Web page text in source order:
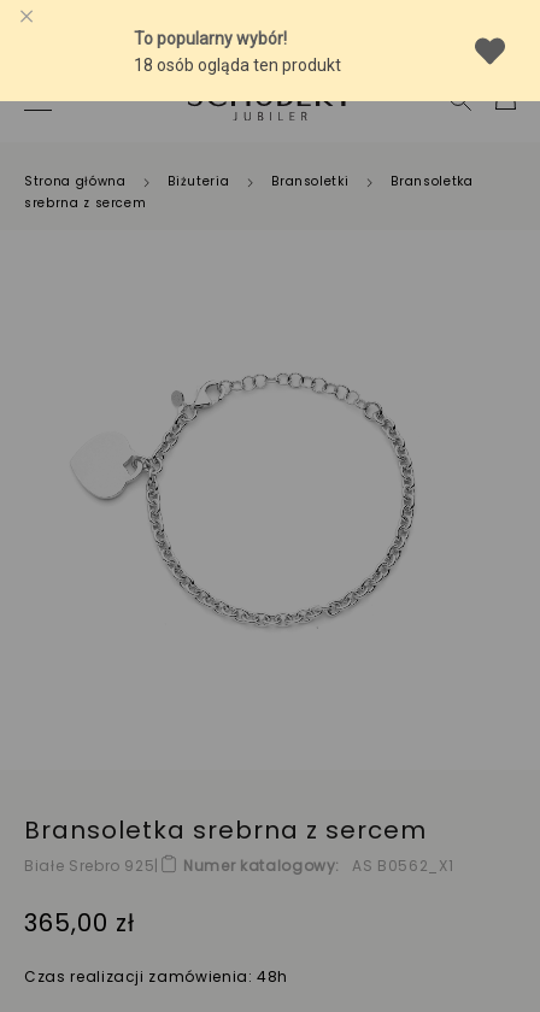
Strona główna Biżuteria Bransoletki
Bransoletka
srebrna z sercem
Bransoletka srebrna z sercem
Białe Srebro 925| Numer katalogowy AS B0562_X1
365,00 zł
Czas realizacji zamówienia: 48h